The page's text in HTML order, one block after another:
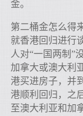
金。
第二桶金怎么得
就香港回归进行
人对“一国两制”
加拿大或澳大利
港买进房子，并
港顺利回归，之
至澳大利亚和加